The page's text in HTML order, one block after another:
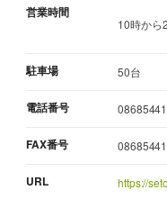
営業時間
10時から
駐車場 50台
電話番号
FAX番号
URL https://